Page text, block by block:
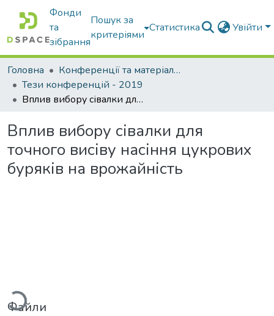
Фонди
та
зібрання
Пошук за
критеріями
Статистика Увійти
Головна
Конференції та матеріали конференцій
Тези конференцій - 2019
Вплив вибору сівалки для точного висіву насіння цукрових буряків на врожайність
Вплив вибору сівалки для
точного висіву насіння цукрових
буряків на врожайність
Файли